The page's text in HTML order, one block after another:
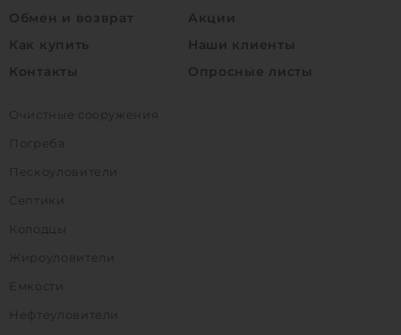
Обмен и возврат
Как купить
Контакты
Акции
Наши клиенты
Опросные листы
Очистные сооружения
Погреба
Пескоуловители
Септики
Колодцы
Жироуловители
Емкости
Нефтеуловители